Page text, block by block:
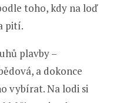
toho, kdy na loď
pití.
plavby –
a dokonce
vybírat. Na lodi si